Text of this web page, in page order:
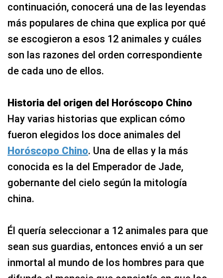
continuación, conocerá una de las leyendas
más populares de china que explica por qué
se escogieron a esos 12 animales y cuáles
son las razones del orden correspondiente
de cada uno de ellos.
Historia del origen del Horóscopo Chino
Hay varias historias que explican cómo
fueron elegidos los doce animales del
Horóscopo Chino. Una de ellas y la más
conocida es la del Emperador de Jade,
gobernante del cielo según la mitología
china.
Él quería seleccionar a 12 animales para que
sean sus guardias, entonces envió a un ser
inmortal al mundo de los hombres para que